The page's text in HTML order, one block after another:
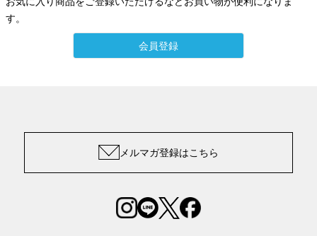
お気に入り商品をご登録いただけるなどお買い物が便利になりま
す。
会員登録
メルマガ登録はこちら